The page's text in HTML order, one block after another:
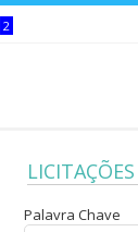
2
Palavra Chave